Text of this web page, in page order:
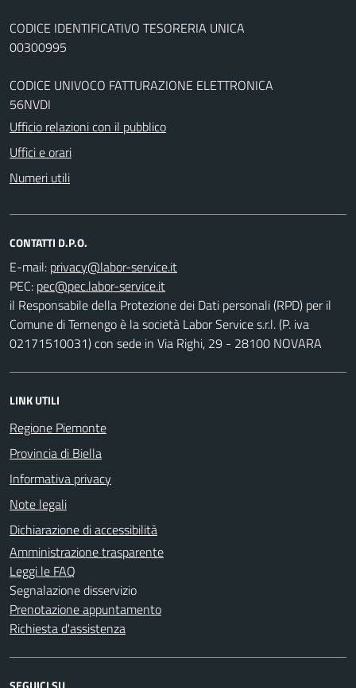
CODICE IDENTIFICATIVO TESORERIA UNICA
00300995
CODICE UNIVOCO FATTURAZIONE ELETTRONICA
56NVDI
Ufficio relazioni con il pubblico
Uffici e orari
Numeri utili
CONTATTI D.P.O.
E-mail:
PEC:
il Responsabile della Protezione dei Dati personali (RPD) per il
Comune di Ternengo è la società Labor Service s.r.l. (P. iva
02171510031) con sede in Via Righi, 29 - 28100 NOVARA
LINK UTILI
Regione Piemonte
Provincia di Biella
Informativa privacy
Note legali
Dichiarazione di accessibilità
Amministrazione trasparente
Leggi le FAQ
Segnalazione disservizio
Prenotazione appuntamento
Richiesta d'assistenza